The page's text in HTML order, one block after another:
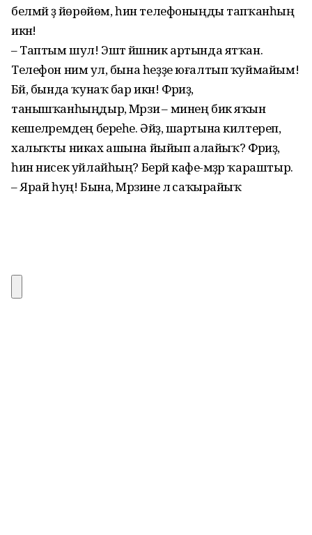
белмәй ҙә йөрөйөм, һин телефоныңды тапҡанһың
икән!
– Таптым шул! Эштә йәшник артында ятҡан.
Телефон нимә ул, бына һеҙҙе юғалтып ҡуймайым!
Бәй, бында ҡунаҡ бар икән! Фәриҙә,
танышҡанһыңдыр, Мәрзиә – минең бик яҡын
кешеләремдең береһе. Әйҙә, шартына килтереп,
халыҡты никах ашына йыйып алайыҡ? Фәриҙә,
һин нисек уйлайһың? Берәй кафе-мәҙәр ҡараштыр.
– Ярай һуң! Бына, Мәрзиәне лә саҡырайыҡ